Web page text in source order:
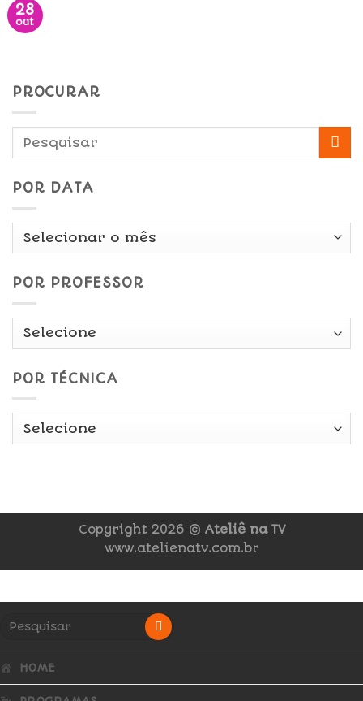
28
out
PROCURAR
POR DATA
Por
POR PROFESSOR
POR TÉCNICA
Copyright 2026 © Ateliê na TV
www.atelienatv.com.br
HOME